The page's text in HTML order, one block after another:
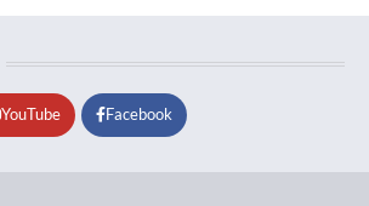
YouTube Facebook